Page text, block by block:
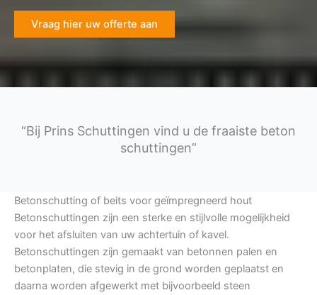
Vraag hier uw offerte aan
“Bij Prins Schuttingen vind u de fraaiste beton
schuttingen”
Betonschutting of beits voor geïmpregneerd hout
Betonschuttingen zijn een sterke en stijlvolle mogelijkheid
voor het afsluiten van uw achtertuin of kavel.
Betonschuttingen zijn gemaakt van betonnen palen en
betonplaten, die stevig in de grond worden geplaatst en
daarna worden afgewerkt met bijvoorbeeld steen